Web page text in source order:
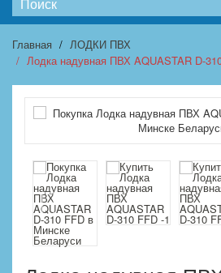
Главная
ЛОДКИ ПВХ
Лодка надувная ПВХ AQUASTAR D-